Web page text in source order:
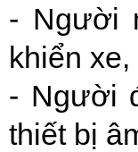
- Người
khiển
- Người
thiết bị